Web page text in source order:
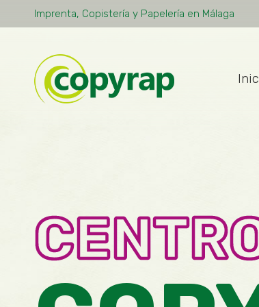
Imprenta, Copistería y Papelería en Málaga